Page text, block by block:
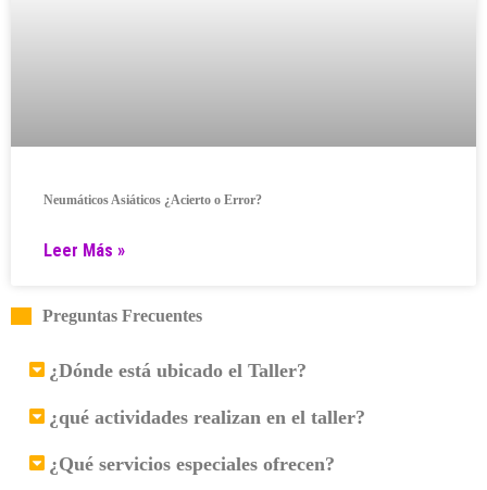
Neumáticos Asiáticos ¿Acierto o Error?
Leer Más »
Preguntas Frecuentes
¿Dónde está ubicado el Taller?
¿qué actividades realizan en el taller?
¿Qué servicios especiales ofrecen?